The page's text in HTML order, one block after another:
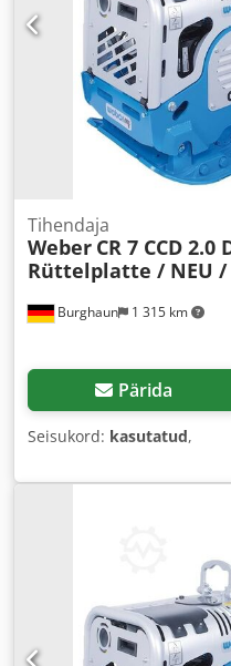
Burghaun 1 315 km
Tihendaja
Weber CR 7 CCD 2.0
Rüttelplatte / NEU /
Pärida
Seisukord: kasutatud,